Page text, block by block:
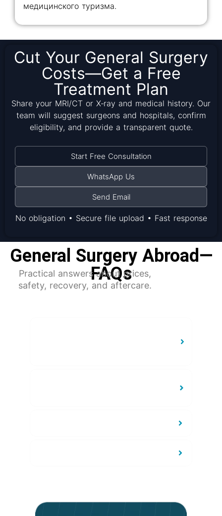
медицинского туризма.
Cut Your General Surgery
Costs—Get a Free
Treatment Plan
Share your MRI/CT or X‑ray and medical history. Our
team will suggest surgeons and hospitals, confirm
eligibility, and provide a transparent quote.
Start Free Consultation
WhatsApp Us
Send Email
No obligation • Secure file upload • Fast response
General Surgery Abroad—
FAQs
Practical answers about prices,
safety, recovery, and aftercare.